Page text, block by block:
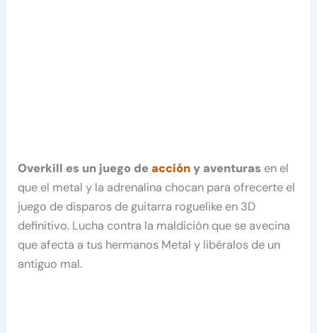
Overkill es un juego deaccióny aventuras en el
que el metal y la adrenalina chocan para ofrecerte el
juego de disparos de guitarra roguelike en 3D
definitivo. Lucha contra la maldición que se avecina
que afecta a tus hermanos Metal y libéralos de un
antiguo mal.